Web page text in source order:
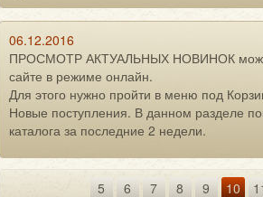
06.12.2016
ПРОСМОТР АКТУАЛЬНЫХ НОВИНОК
сайте в режиме онлайн.
Для этого нужно пройти в меню под
Новые поступления. В данном разделе
каталога за последние 2 недели.
5 6 7 8 9 10